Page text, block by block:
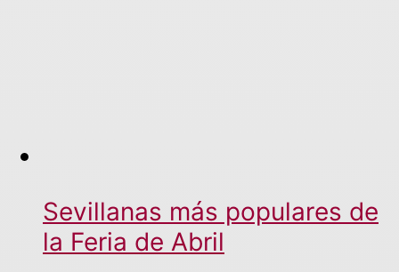
Sevillanas más populares de
la Feria de Abril